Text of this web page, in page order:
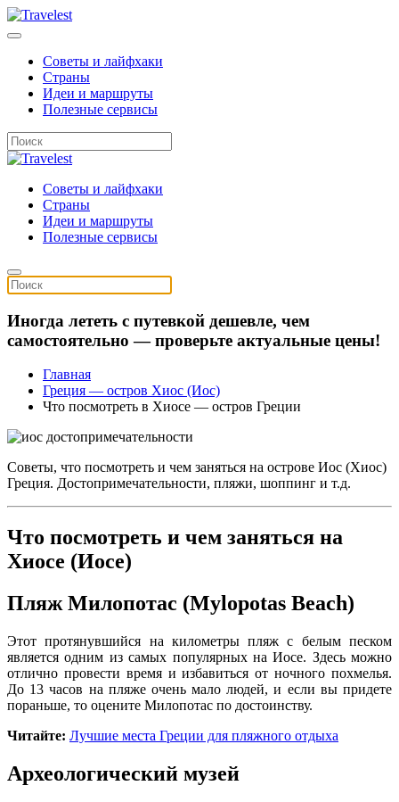
Советы и лайфхаки
Страны
Идеи и маршруты
Полезные сервисы
Советы и лайфхаки
Страны
Идеи и маршруты
Полезные сервисы
Иногда лететь с путевкой дешевле, чем
самостоятельно — проверьте актуальные цены!
Главная
Греция — остров Хиос (Иос)
Что посмотреть в Хиосе — остров Греции
Советы, что посмотреть и чем заняться на острове Иос (Хиос)
Греция. Достопримечательности, пляжи, шоппинг и т.д.
Что посмотреть и чем заняться на
Хиосе (Иосе)
Пляж Милопотас (Mylopotas Beach)
Этот протянувшийся на километры пляж с белым песком
является одним из самых популярных на Иосе. Здесь можно
отлично провести время и избавиться от ночного похмелья.
До 13 часов на пляже очень мало людей, и если вы придете
пораньше, то оцените Милопотас по достоинству.
Читайте: Лучшие места Греции для пляжного отдыха
Археологический музей